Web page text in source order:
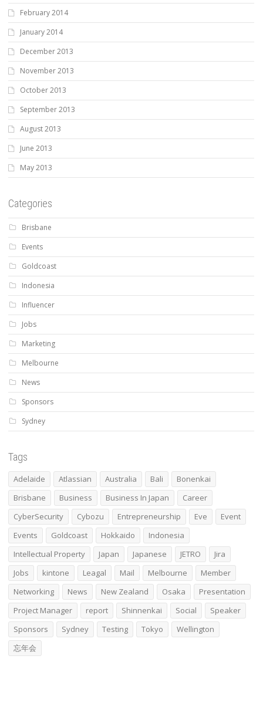
February 2014
January 2014
December 2013
November 2013
October 2013
September 2013
August 2013
June 2013
May 2013
Categories
Brisbane
Events
Goldcoast
Indonesia
Influencer
Jobs
Marketing
Melbourne
News
Sponsors
Sydney
Tags
Adelaide Atlassian Australia Bali
Bonenkai
Brisbane
Business Business In Japan
Career
CyberSecurity
Cybozu Entrepreneurship Eve
Event
Events
Goldcoast Hokkaido
Indonesia
Intellectual Property
Japan Japanese JETRO
Jira
Jobs
kintone Leagal Mail Melbourne
Member
Networking
News New Zealand Osaka
Presentation
Project Manager
report Shinnenkai Social
Speaker
Sponsors
Sydney Testing Tokyo
Wellington
忘年会